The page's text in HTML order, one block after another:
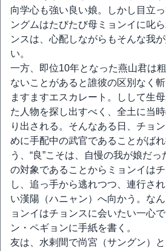
向学心も強い良い娘。しかし目立
ングムはたびたび母ミョンイに叱
ンスは、心配しながらもそんな我
い。
一方、即位10年となった燕山君は
ないことがあると誰彼の区別なく
ますますエスカレート。しして生
た人物を探し出すべく、全土に当
り出される。そんなある日、チョ
めに手配中の武官であることがば
う、“良”こそは、自慢の我が娘だ
の対象であることからミョンイは
し、追っ手から逃れつつ、連行さ
い漢陽（ハニャン）へ向かう。な
ョンイはチョンスに会いたい一心
ン・ペギョンに手紙を書く。
友は、水剌間で尚宮（サングン）